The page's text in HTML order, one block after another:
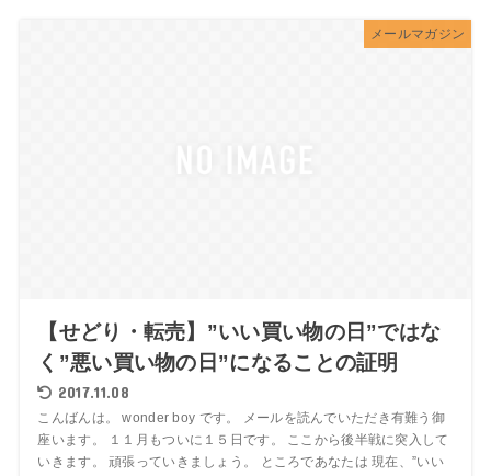
メールマガジン
【せどり・転売】”いい買い物の日”ではな
く”悪い買い物の日”になることの証明
2017.11.08
こんばんは。 wonder boy です。 メールを読んでいただき有難う御
座います。 １１月もついに１５日です。 ここから後半戦に突入して
いきます。 頑張っていきましょう。 ところであなたは 現在、”いい